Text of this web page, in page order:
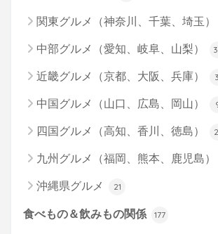
関東グルメ（神奈川、千葉、埼玉）
中部グルメ（愛知、岐阜、山梨）
近畿グルメ（京都、大阪、兵庫）
中国グルメ（山口、広島、岡山）
四国グルメ（高知、香川、徳島）
九州グルメ（福岡、熊本、鹿児島）
沖縄県グルメ 21
食べもの＆飲みもの関係 177